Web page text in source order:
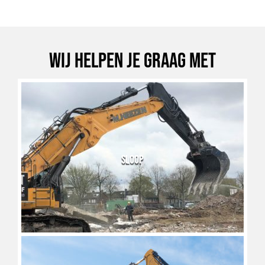
Wij helpen je graag met
SLOOP